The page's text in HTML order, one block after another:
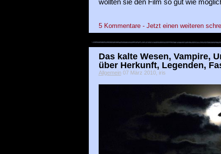
wollten sie den Film so gut wie
5 Kommentare - Jetzt einen weiteren
Das kalte Wesen, Vampire,
über Herkunft, Legenden,
Allgemein07 März 2010, iris